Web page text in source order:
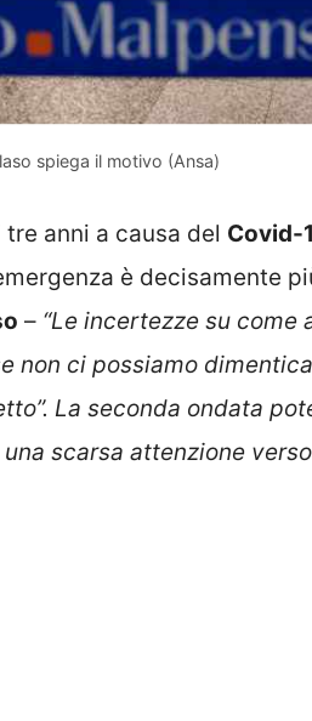
spiega il motivo (Ansa)
anni a causa del Covid-
è decisamente
– “Le incertezze su come
non ci possiamo
La seconda ondata
una scarsa attenzione